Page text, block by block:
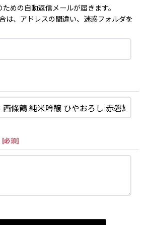
めの自動返信メールが届きます。
は、アドレスの間違い、迷惑フォルダを
[必須]